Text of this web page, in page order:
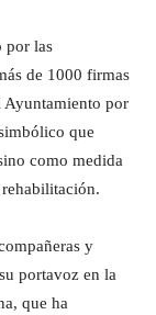
por las
de 1000 firmas
Ayuntamiento por
que
como medida
y
portavoz en la
que ha